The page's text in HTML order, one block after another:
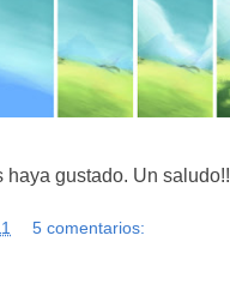
haya gustado. Un saludo!!
5 comentarios: